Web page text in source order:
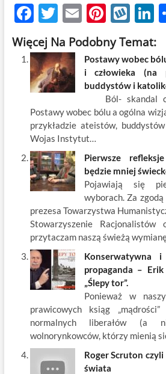
F
ac
e
b
o
o
k
T
w
itt
er
E
m
ail
Pi
nt
er
es
t
W
k
o
p
k
e
n
Więcej Na Podobny Temat:
Postawy wobec
i człowieka (na
buddystów i
Ból- skandal
Postawy wobec bólu a ogólna
przykładzie ateistów,
Wojas Instytut…
Pierwsze
będzie mniej
Pojawiają się
wyborach. Za
prezesa Towarzystwa
Stowarzyszenie Racjonalistów
przytaczam naszą świeżą
Konserwatywna
propaganda –
„Ślepy tor”.
Ponieważ w
prawicowych ksiąg
normalnych liberałów (a
wolnorynkowców, którzy mienią
Roger Scruton
świata